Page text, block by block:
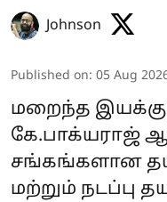
Johnson
Published on: 05 Aug
மறைந்த
கே.பாக்யராஜ்
சங்கங்களான
மற்றும் நடப்பு